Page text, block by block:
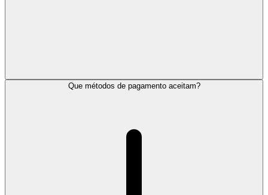
Que métodos de pagamento aceitam?